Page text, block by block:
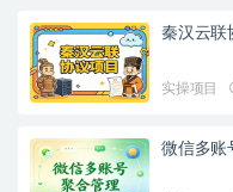
秦汉云联
实操项目
微信多账